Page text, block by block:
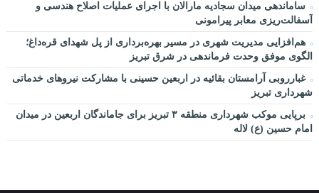
ساماندهی میدان سجادیه مارالان با اجرای عملیات اصلاح هندسی و
آسفالت‌ریزی معابر پیرامونی
هم‌افزایی مدیریت شهری در مسیر بهره‌برداری از پل شهدای قره‌داغ؛
الگوی موفق وحدت فرماندهی در شرق تبریز
غبارروبی آرامستان بقائیه در اربعین حسینی با مشارکت نیروهای خدماتی
شهرداری تبریز
برپایی موکب شهرداری منطقه ۳ تبریز برای جاماندگان اربعین در میدان
امام حسین (ع) لاله